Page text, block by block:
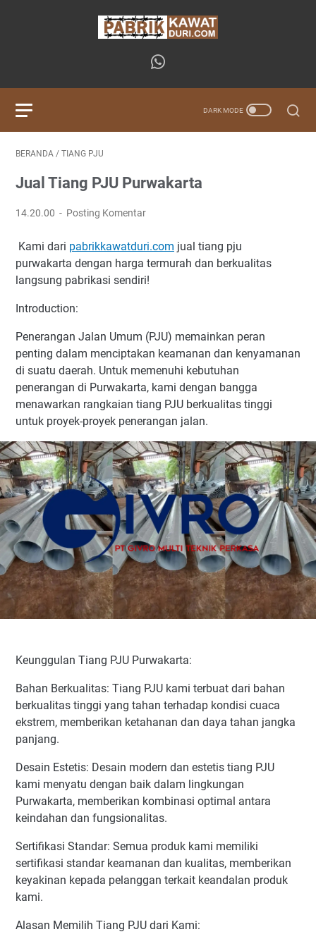
BERANDA / TIANG PJU
Jual Tiang PJU Purwakarta
14.20.00 Posting Komentar
Kami dari pabrikkawatduri.com jual tiang pju
purwakarta dengan harga termurah dan berkualitas
langsung pabrikasi sendiri!
Introduction:
Penerangan Jalan Umum (PJU) memainkan peran
penting dalam menciptakan keamanan dan kenyamanan
di suatu daerah. Untuk memenuhi kebutuhan
penerangan di Purwakarta, kami dengan bangga
menawarkan rangkaian tiang PJU berkualitas tinggi
untuk proyek-proyek penerangan jalan.
Keunggulan Tiang PJU Purwakarta:
Bahan Berkualitas: Tiang PJU kami terbuat dari bahan
berkualitas tinggi yang tahan terhadap kondisi cuaca
ekstrem, memberikan ketahanan dan daya tahan jangka
panjang.
Desain Estetis: Desain modern dan estetis tiang PJU
kami menyatu dengan baik dalam lingkungan
Purwakarta, memberikan kombinasi optimal antara
keindahan dan fungsionalitas.
Sertifikasi Standar: Semua produk kami memiliki
sertifikasi standar keamanan dan kualitas, memberikan
keyakinan kepada pelanggan terkait keandalan produk
kami.
Alasan Memilih Tiang PJU dari Kami: